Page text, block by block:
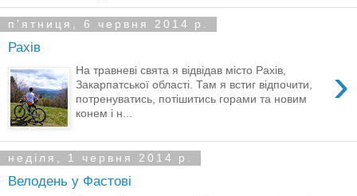
пʼятниця, 6 червня 2014 р.
Рахів
›
На травневі свята я відвідав місто Рахів,
Закарпатської області. Там я встиг відпочити,
потренуватись, потішитись горами та новим
конем і н...
неділя, 1 червня 2014 р.
Велодень у Фастові